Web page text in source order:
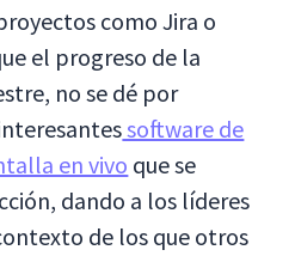
como Jira o
el progreso de la
no se dé por
software de
en vivo que se
dando a los líderes
de los que otros